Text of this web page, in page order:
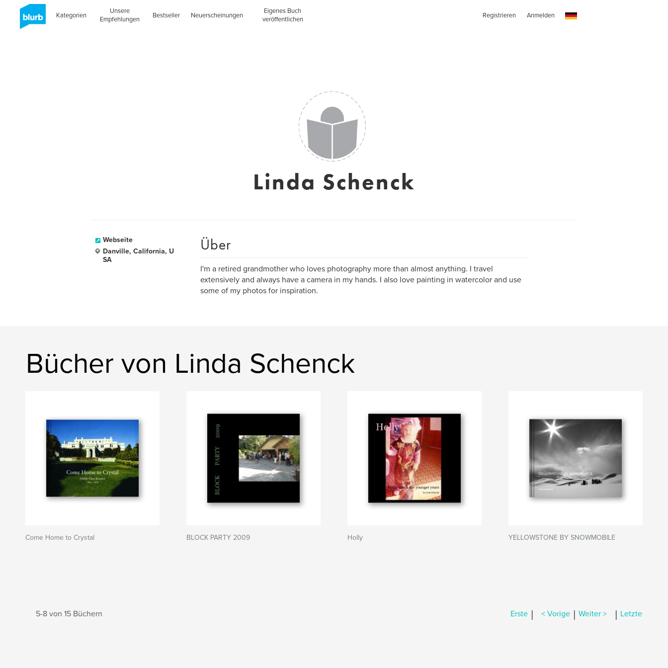
Kategorien
Unsere
Empfehlungen
Bestseller Neuerscheinungen
Eigenes Buch
veröffentlichen
Registrieren Anmelden
Linda Schenck
Webseite
Danville, California, U
SA
Über
I'm a retired grandmother who loves photography more than almost anything. I travel
extensively and always have a camera in my hands. I also love painting in watercolor and use
some of my photos for inspiration.
Bücher von Linda Schenck
Come Home to Crystal BLOCK PARTY 2009 Holly YELLOWSTONE BY SNOWMOBILE
5-8 von 15 Büchern Erste | < Vorige | Weiter > | Letzte